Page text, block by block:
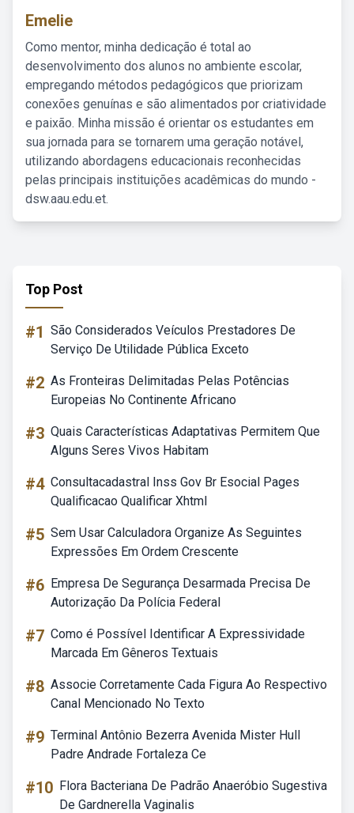
Emelie
Como mentor, minha dedicação é total ao
desenvolvimento dos alunos no ambiente escolar,
empregando métodos pedagógicos que priorizam
conexões genuínas e são alimentados por criatividade
e paixão. Minha missão é orientar os estudantes em
sua jornada para se tornarem uma geração notável,
utilizando abordagens educacionais reconhecidas
pelas principais instituições acadêmicas do mundo -
dsw.aau.edu.et.
Top Post
#1 São Considerados Veículos Prestadores De
Serviço De Utilidade Pública Exceto
#2 As Fronteiras Delimitadas Pelas Potências
Europeias No Continente Africano
#3 Quais Características Adaptativas Permitem Que
Alguns Seres Vivos Habitam
#4 Consultacadastral Inss Gov Br Esocial Pages
Qualificacao Qualificar Xhtml
#5 Sem Usar Calculadora Organize As Seguintes
Expressões Em Ordem Crescente
#6 Empresa De Segurança Desarmada Precisa De
Autorização Da Polícia Federal
#7 Como é Possível Identificar A Expressividade
Marcada Em Gêneros Textuais
#8 Associe Corretamente Cada Figura Ao Respectivo
Canal Mencionado No Texto
#9 Terminal Antônio Bezerra Avenida Mister Hull
Padre Andrade Fortaleza Ce
#10 Flora Bacteriana De Padrão Anaeróbio Sugestiva
De Gardnerella Vaginalis